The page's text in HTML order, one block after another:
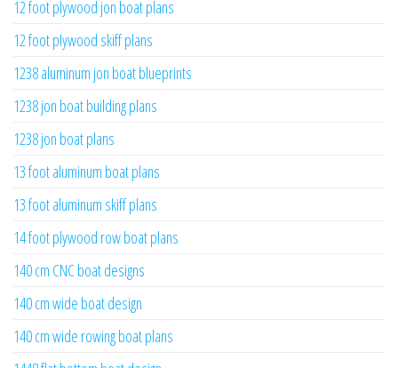
12 foot plywood jon boat plans
12 foot plywood skiff plans
1238 aluminum jon boat blueprints
1238 jon boat building plans
1238 jon boat plans
13 foot aluminum boat plans
13 foot aluminum skiff plans
14 foot plywood row boat plans
140 cm CNC boat designs
140 cm wide boat design
140 cm wide rowing boat plans